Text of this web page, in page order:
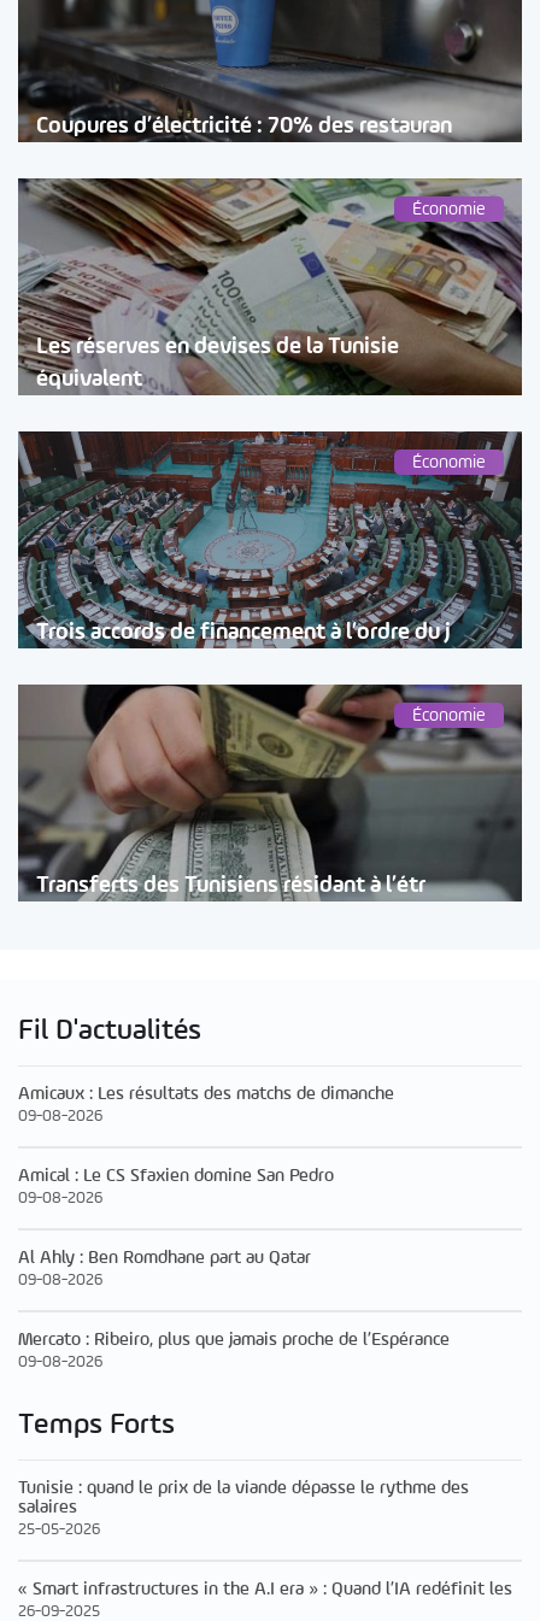
Coupures d’électricité : 70% des restauran
Économie
Les réserves en devises de la Tunisie
équivalent
Économie
Trois accords de financement à l’ordre du j
Économie
Transferts des Tunisiens résidant à l’étr
Fil D'actualités
Amicaux : Les résultats des matchs de dimanche
09-08-2026
Amical : Le CS Sfaxien domine San Pedro
09-08-2026
Al Ahly : Ben Romdhane part au Qatar
09-08-2026
Mercato : Ribeiro, plus que jamais proche de l’Espérance
09-08-2026
Temps Forts
Tunisie : quand le prix de la viande dépasse le rythme des
salaires
25-05-2026
« Smart infrastructures in the A.I era » : Quand l’IA redéfinit les
26-09-2025